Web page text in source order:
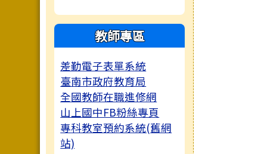
教師專區
差勤電子表單系統
臺南市政府教育局
全國教師在職進修網
山上國中FB粉絲專頁
專科教室預約系統(舊網
站)